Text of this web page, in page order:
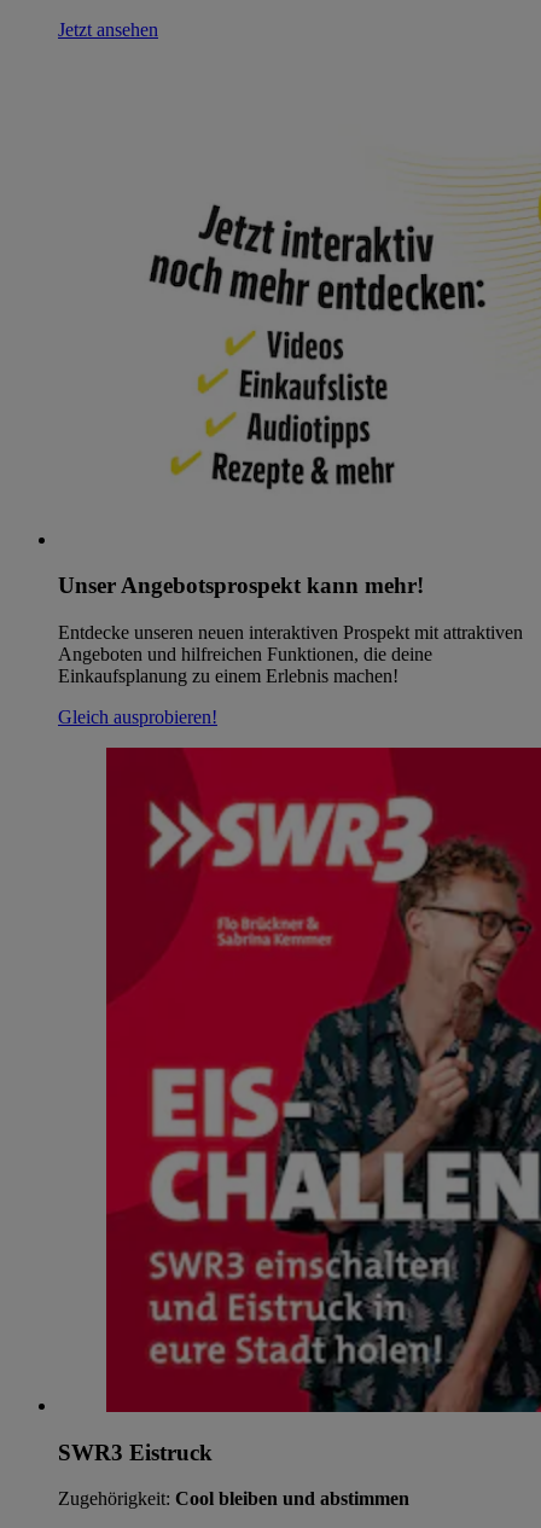
Jetzt ansehen
Unser Angebotsprospekt kann mehr!
Entdecke unseren neuen interaktiven Prospekt mit attraktiven
Angeboten und hilfreichen Funktionen, die deine
Einkaufsplanung zu einem Erlebnis machen!
Gleich ausprobieren!
SWR3 Eistruck
Zugehörigkeit: Cool bleiben und abstimmen